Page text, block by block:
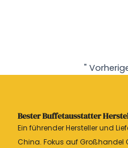
"
Bester Buffetausstatter
Ein führender Hersteller und
China. Fokus auf Großhandel